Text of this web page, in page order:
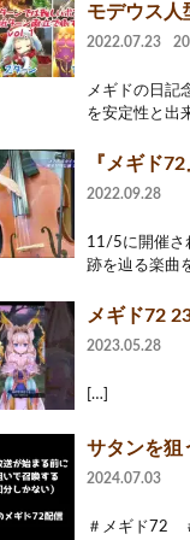
モデウス
2022.07.23
メギドの日記
を安定性と出
『メギド
2022.09.28
11/5に開催さ
跡を辿る楽曲
メギド72
2023.05.28
[…]
サタンを狙
2024.07.03
＃メギド72